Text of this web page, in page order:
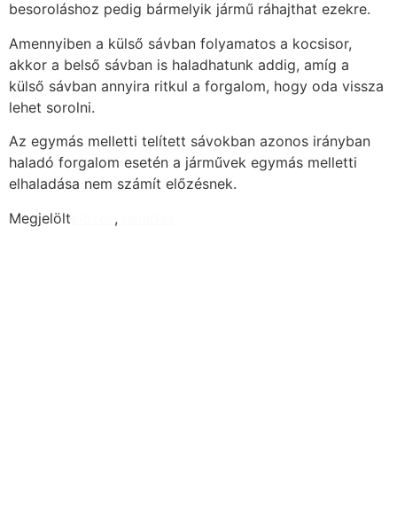
besoroláshoz pedig bármelyik jármű ráhajthat ezekre.
Amennyiben a külső sávban folyamatos a kocsisor,
akkor a belső sávban is haladhatunk addig, amíg a
külső sávban annyira ritkul a forgalom, hogy oda vissza
lehet sorolni.
Az egymás melletti telített sávokban azonos irányban
haladó forgalom esetén a járművek egymás melletti
elhaladása nem számít előzésnek.
Megjelölt
,